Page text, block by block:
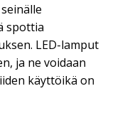
spottia
LED-lamput
ja ne voidaan
käyttöikä on